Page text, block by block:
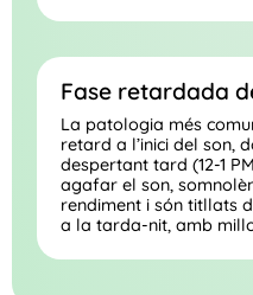
Fase retardada
La patologia més
retard a l’inici del son,
despertant tard (12-1
agafar el son,
rendiment i són titllats
a la tarda-nit, amb